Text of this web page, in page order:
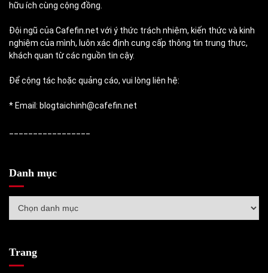
hữu ích cùng cộng đồng.
Đội ngũ của Cafefin.net với ý thức trách nhiệm, kiến thức và kinh
nghiệm của mình, luôn xác định cung cấp thông tin trung thực,
khách quan từ các nguồn tin cậy.
Để cộng tác hoặc quảng cáo, vui lòng liên hệ:
* Email: blogtaichinh@cafefin.net
Danh mục
mục
Trang